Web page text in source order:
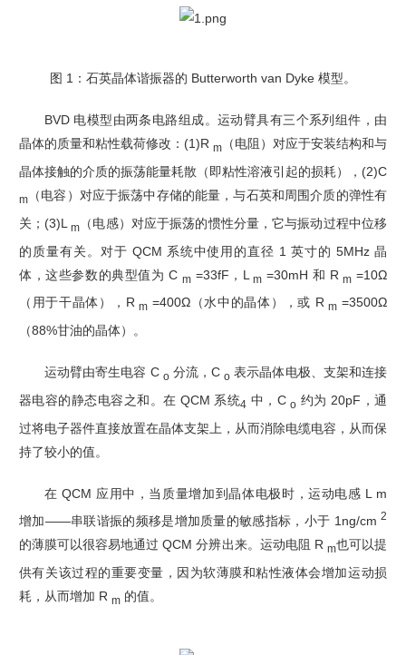
图 1：石英晶体谐振器的 Butterworth van Dyke 模型。
BVD 电模型由两条电路组成。运动臂具有三个系列组件，由
晶体的质量和粘性载荷修改：(1)R m
（电阻）对应于安装结构和与
晶体接触的介质的振荡能量耗散（即粘性溶液引起的损耗），(2)C
m
（电容）对应于振荡中存储的能量，与石英和周围介质的弹性有
关；(3)Lm
（电感）对应于振荡的惯性分量，它与振动过程中位移
的质量有关。对于 QCM 系统中使用的直径 1 英寸的 5MHz 晶
体，这些参数的典型值为 C m =33fF，Lm =30mH 和 Rm =10Ω
（用于干晶体），Rm =400Ω（水中的晶体），或 Rm =3500Ω
（88%甘油的晶体）。
运动臂由寄生电容 C o 分流，Co 表示晶体电极、支架和连接
器电容的静态电容之和。在 QCM 系统4 中，Co 约为 20pF，通
过将电子器件直接放置在晶体支架上，从而消除电缆电容，从而保
持了较小的值。
在 QCM 应用中，当质量增加到晶体电极时，运动电感 L m
增加——串联谐振的频移是增加质量的敏感指标，小于 1ng/cm2
的薄膜可以很容易地通过 QCM 分辨出来。运动电阻 R m也可以提
供有关该过程的重要变量，因为软薄膜和粘性液体会增加运动损
耗，从而增加 R m 的值。